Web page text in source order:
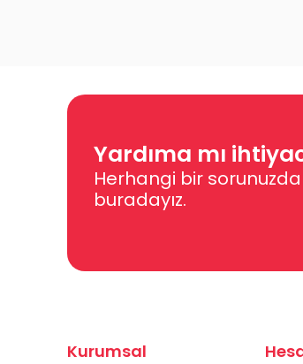
Yardıma mı
Herhangi bir
buradayız.
Kurumsal